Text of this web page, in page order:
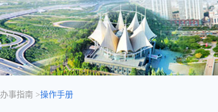
办事指南 >操作手册